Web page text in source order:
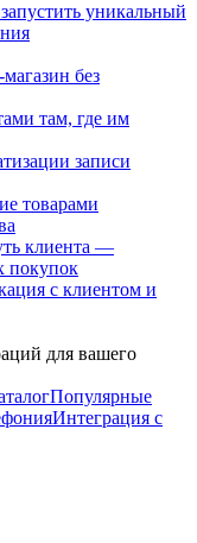
уникальный
без
там, где им
записи
товарами
клиента —
покупок
с клиентом и
для вашего
Популярные
Интеграция с